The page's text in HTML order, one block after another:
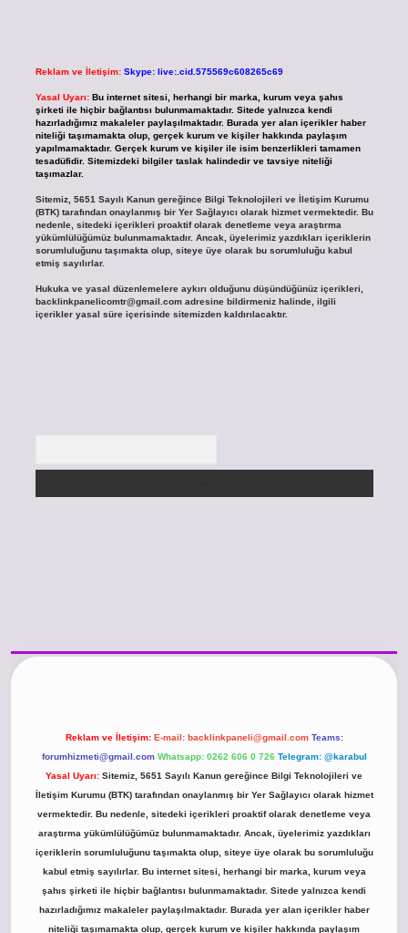
Reklam ve İletişim: Skype: live:.cid.575569c608265c69
Yasal Uyarı: Bu internet sitesi, herhangi bir marka, kurum veya şahıs
şirketi ile hiçbir bağlantısı bulunmamaktadır. Sitede yalnızca kendi
hazırladığımız makaleler paylaşılmaktadır. Burada yer alan içerikler haber
niteliği taşımamakta olup, gerçek kurum ve kişiler hakkında paylaşım
yapılmamaktadır. Gerçek kurum ve kişiler ile isim benzerlikleri tamamen
tesadüfidir. Sitemizdeki bilgiler taslak halindedir ve tavsiye niteliği
taşımazlar.
Sitemiz, 5651 Sayılı Kanun gereğince Bilgi Teknolojileri ve İletişim Kurumu
(BTK) tarafından onaylanmış bir Yer Sağlayıcı olarak hizmet vermektedir. Bu
nedenle, sitedeki içerikleri proaktif olarak denetleme veya araştırma
yükümlülüğümüz bulunmamaktadır. Ancak, üyelerimiz yazdıkları içeriklerin
sorumluluğunu taşımakta olup, siteye üye olarak bu sorumluluğu kabul
etmiş sayılırlar.
Hukuka ve yasal düzenlemelere aykırı olduğunu düşündüğünüz içerikleri,
backlinkpanelicomtr@gmail.comadresine bildirmeniz halinde, ilgili
içerikler yasal süre içerisinde sitemizden kaldırılacaktır.
Reklam ve İletişim: E-mail: backlinkpaneli@gmail.com Teams:
forumhizmeti@gmail.com Whatsapp: 0262 606 0 726 Telegram: @karabul
Yasal Uyarı: Sitemiz, 5651 Sayılı Kanun gereğince Bilgi Teknolojileri ve
İletişim Kurumu (BTK) tarafından onaylanmış bir Yer Sağlayıcı olarak hizmet
vermektedir. Bu nedenle, sitedeki içerikleri proaktif olarak denetleme veya
araştırma yükümlülüğümüz bulunmamaktadır. Ancak, üyelerimiz yazdıkları
içeriklerin sorumluluğunu taşımakta olup, siteye üye olarak bu sorumluluğu
kabul etmiş sayılırlar. Bu internet sitesi, herhangi bir marka, kurum veya
şahıs şirketi ile hiçbir bağlantısı bulunmamaktadır. Sitede yalnızca kendi
hazırladığımız makaleler paylaşılmaktadır. Burada yer alan içerikler haber
niteliği taşımamakta olup, gerçek kurum ve kişiler hakkında paylaşım